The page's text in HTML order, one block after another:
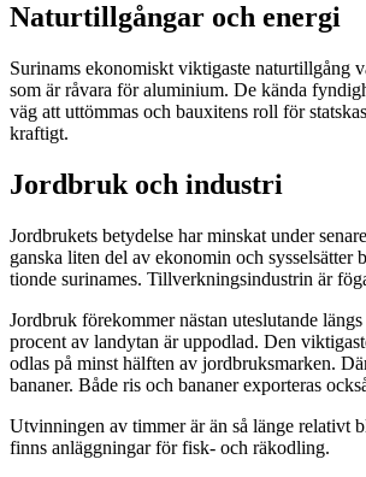
Naturtillgångar och energi
Surinams ekonomiskt viktigaste naturtillgång
som är råvara för aluminium. De kända
väg att uttömmas och bauxitens roll för
kraftigt.
Jordbruk och industri
Jordbrukets betydelse har minskat under
ganska liten del av ekonomin och sysselsätter
tionde surinames. Tillverkningsindustrin är
Jordbruk förekommer nästan uteslutande
procent av landytan är uppodlad. Den
odlas på minst hälften av jordbruksmarken.
bananer. Både ris och bananer exporteras
Utvinningen av timmer är än så länge relativt
finns anläggningar för fisk- och räkodling.